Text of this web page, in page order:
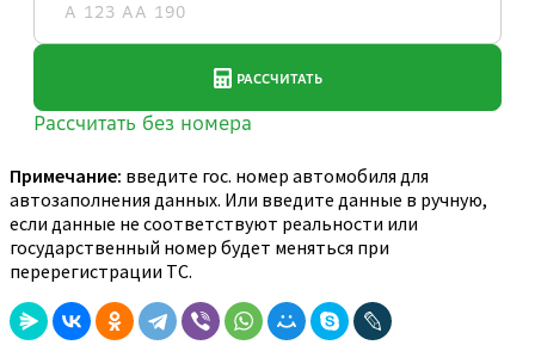
Примечание: введите гос. номер автомобиля для
автозаполнения данных. Или введите данные в ручную,
если данные не соответствуют реальности или
государственный номер будет меняться при
перерегистрации ТС.